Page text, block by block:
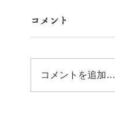
コメント
コメントを追加…